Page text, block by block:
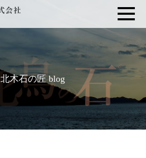
北木石の匠 blog